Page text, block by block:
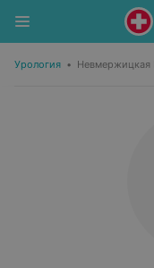
Урология • Невмержицкая